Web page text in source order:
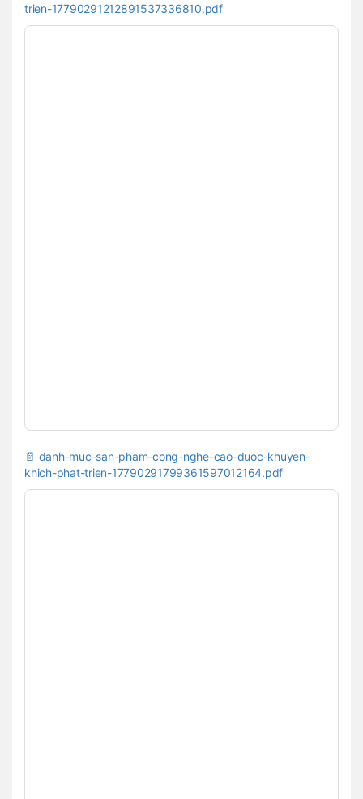
trien-17790291212891537336810.pdf
📄 danh-muc-san-pham-cong-nghe-cao-duoc-khuyen-
khich-phat-trien-17790291799361597012164.pdf